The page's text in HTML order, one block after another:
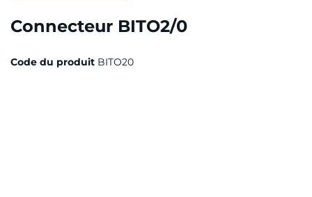
Connecteur BITO2/0
Code du produit BITO20